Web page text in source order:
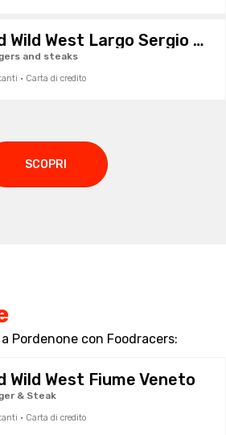
Old Wild West Largo Sergio Leone
and steaks
· Carta di credito
SCOPRI
Pordenone con Foodracers:
Wild West Fiume Veneto
& Steak
· Carta di credito